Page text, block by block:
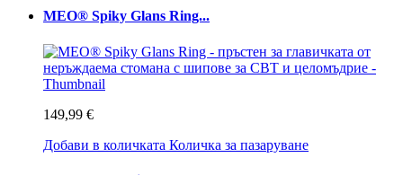
MEO® Spiky Glans Ring...
149,99 €
Добави в количката Количка за пазаруване